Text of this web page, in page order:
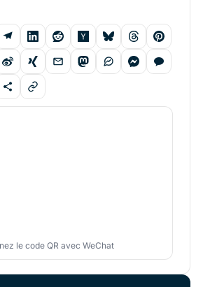
le code QR avec WeChat